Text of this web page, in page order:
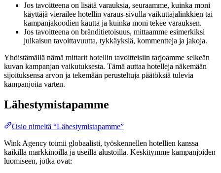
Jos tavoitteena on lisätä varauksia, seuraamme, kuinka moni
käyttäjä vierailee hotellin varaus-sivulla vaikuttajalinkkien tai
kampanjakoodien kautta ja kuinka moni tekee varauksen.
Jos tavoitteena on bränditietoisuus, mittaamme esimerkiksi
julkaisun tavoittavuutta, tykkäyksiä, kommentteja ja jakoja.
Yhdistämällä nämä mittarit hotellin tavoitteisiin tarjoamme selkeän
kuvan kampanjan vaikutuksesta. Tämä auttaa hotelleja näkemään
sijoituksensa arvon ja tekemään perusteltuja päätöksiä tulevia
kampanjoita varten.
Lähestymistapamme
Osio nimeltä “Lähestymistapamme”
Wink Agency toimii globaalisti, työskennellen hotellien kanssa
kaikilla markkinoilla ja useilla alustoilla. Keskitymme kampanjoiden
luomiseen, jotka ovat: